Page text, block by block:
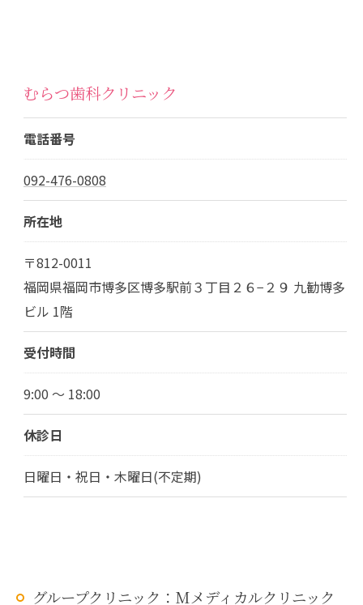
むらつ歯科クリニック
電話番号
092-476-0808
所在地
〒812-0011
福岡県福岡市博多区博多駅前３丁目２６−２９ 九勧博多
ビル 1階
受付時間
9:00 ～ 18:00
休診日
日曜日・祝日・木曜日(不定期)
グループクリニック：Mメディカルクリニック